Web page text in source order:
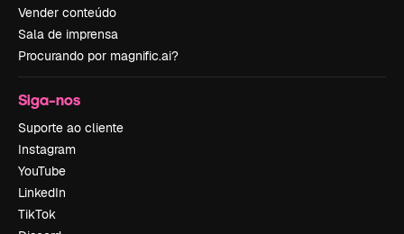
Vender conteúdo
Sala de imprensa
Procurando por magnific.ai?
Siga-nos
Suporte ao cliente
Instagram
YouTube
LinkedIn
TikTok